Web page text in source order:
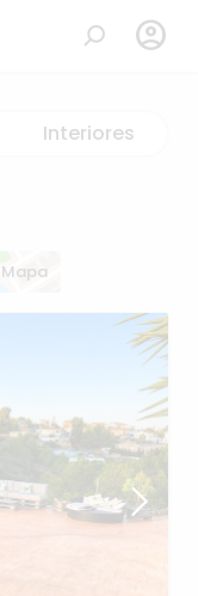

Interiores
Mapa